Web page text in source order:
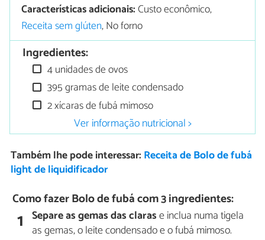
Características adicionais:Custo econômico,
Receita sem glúten, No forno
Ingredientes:
4 unidades de ovos
395 gramas de leite condensado
2 xícaras de fubá mimoso
Ver informação nutricional >
Também lhe pode interessar: Receita de Bolo de fubá
light de liquidificador
Como fazer Bolo de fubá com 3 ingredientes:
1 Separe as gemas das clarase inclua numa tigela
as gemas, o leite condensado e o fubá mimoso.